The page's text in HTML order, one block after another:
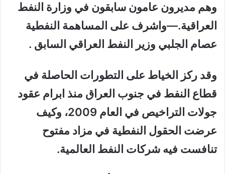
وهم مديرون عامون سابقون في وزارة النفط
العراقية.—واشرف على المساهمة النفطية
عصام الجلبي وزير النفط العراقي السابق .
وقد ركز الخياط على التطورات الحاصلة في
قطاع النفط في جنوب العراق منذ ابرام عقود
جولات التراخيص في العام 2009، وكيف
عرضت الحقول النفطية في مزاد مفتوح
تنافست فيه شركات النفط العالمية.